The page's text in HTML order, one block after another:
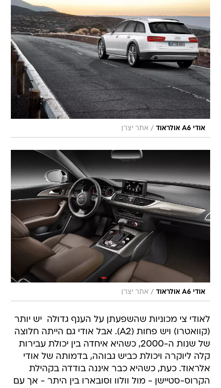
אודי A6 אולראוד / אתר יצרן
אודי A6 אולראוד / אתר יצרן
לאודי צי מכוניות שהשפעתן על הענף גדולה  יש יותר
(קוואטרו) ויש פחות (A2). אבל אודי גם הייתה חלוצה
של שנות ה-2000, כשהיא איחדה בין יכולת עבירות
קלה ליוקרה ויכולת כביש גבוהה, בדמותה של אודי
אלראוד. כעת, כשהיא כבר איננה בודדה בקהילת
הקרוס-סטיישן - מול וולוו וסובארו בין היתר - אך עם